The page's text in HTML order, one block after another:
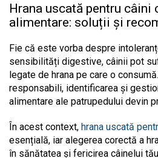
Hrana uscată pentru
alimentare: soluții și
Fie că este vorba despre
sensibilități digestive, câinii pot
legate de hrana pe care o
responsabili, identificarea și
alimentare ale patrupedului devin
În acest context, hrana uscată
esențială, iar alegerea corectă a
în sănătatea și fericirea câinelui